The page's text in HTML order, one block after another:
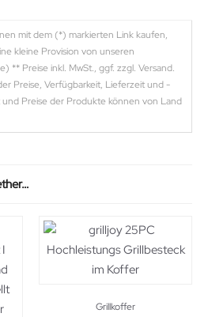
mit dem (*) markierten Link kaufen,
kleine Provision von unseren
** Preise inkl. MwSt., ggf. zzgl. Versand.
Preise, Verfügbarkeit, Lieferzeit und -
Preise der Produkte können von Land
Grillkoffer